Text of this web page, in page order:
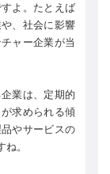
よ。たとえば
、社会に影響
ャー企業が当
業は、定期的
求められる傾
やサービスの
。